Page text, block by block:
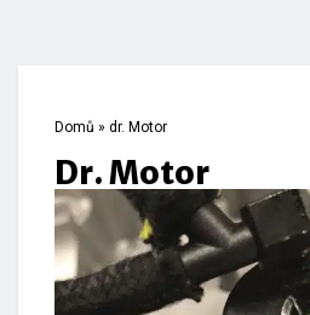
Domů » dr. Motor
dr. Motor